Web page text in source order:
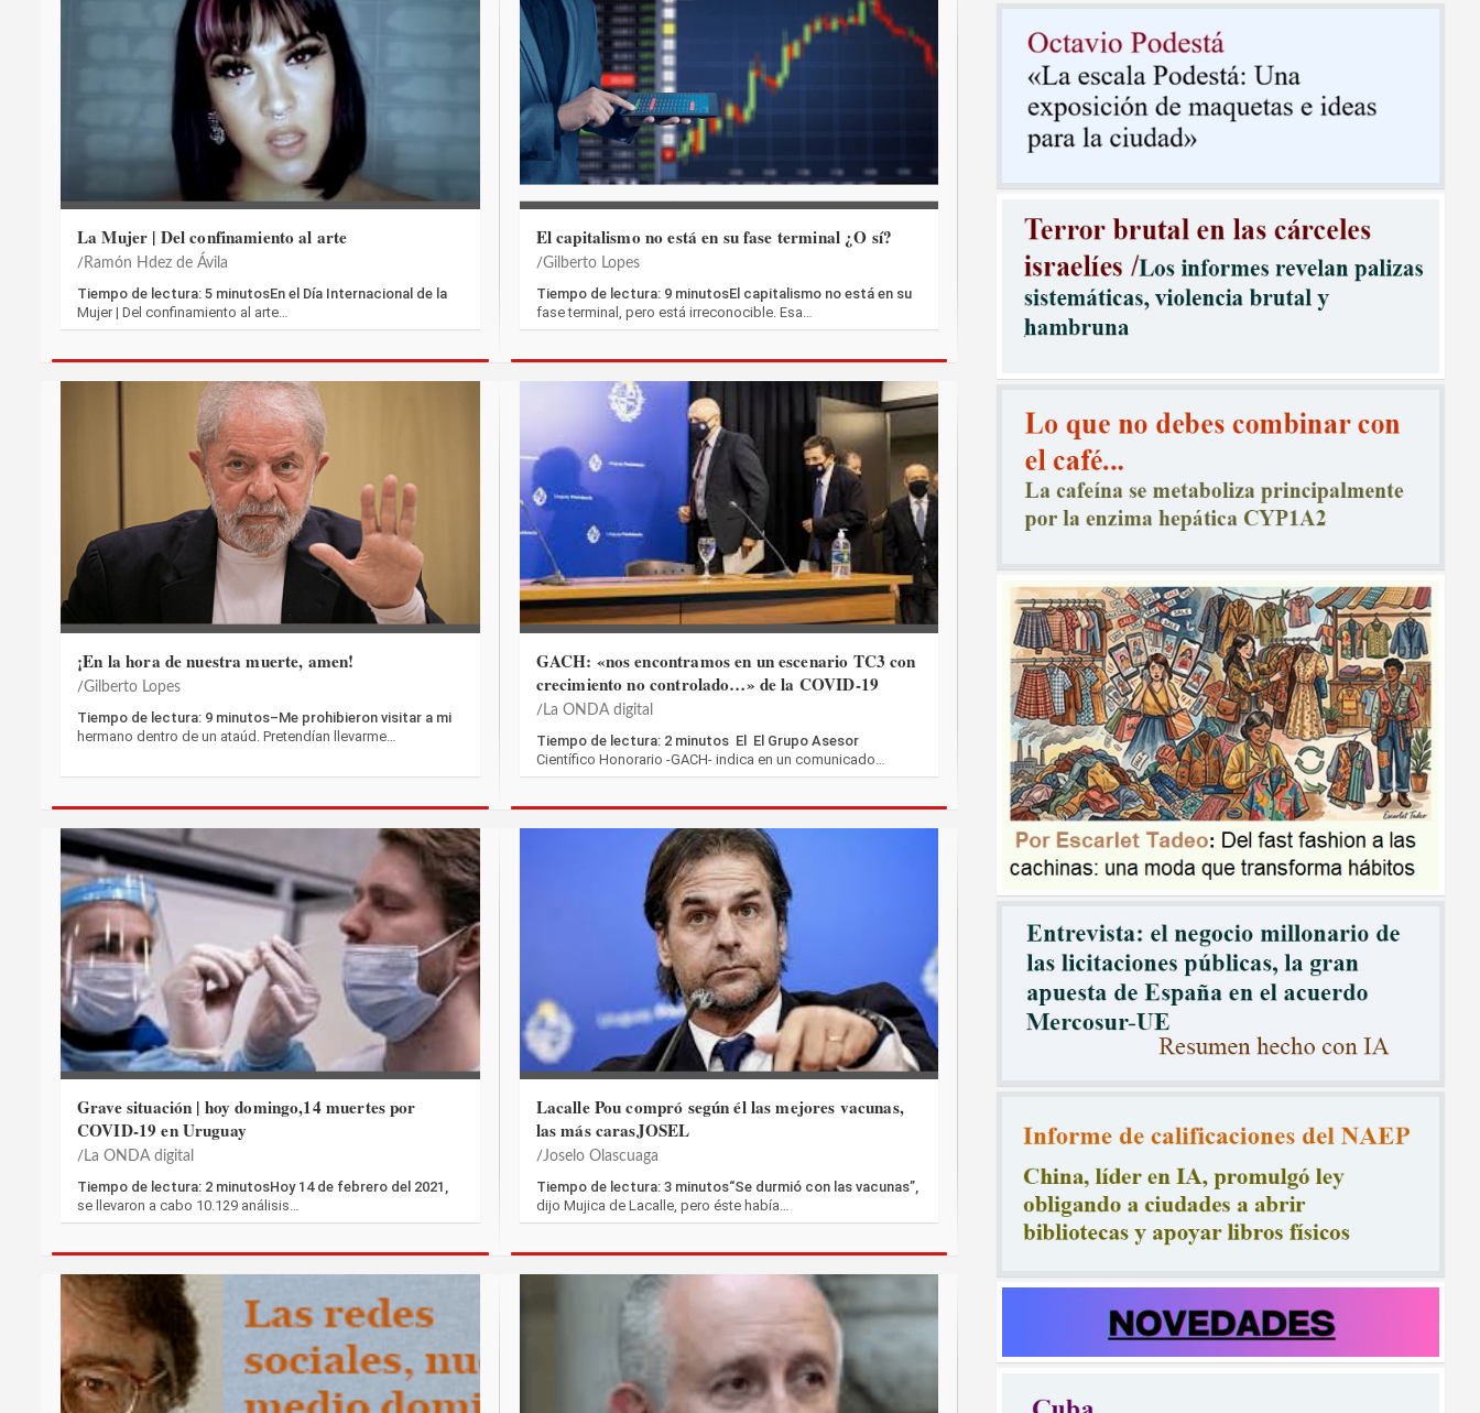
La Mujer | Del confinamiento al arte
Ramón Hdez de Ávila
Tiempo de lectura: 5 minutosEn el Día Internacional de la
Mujer | Del confinamiento al arte…
El capitalismo no está en su fase terminal ¿O sí?
Gilberto Lopes
Tiempo de lectura: 9 minutosEl capitalismo no está en su
fase terminal, pero está irreconocible. Esa…
¡En la hora de nuestra muerte, amen!
Gilberto Lopes
Tiempo de lectura: 9 minutos–Me prohibieron visitar a mi
hermano dentro de un ataúd. Pretendían llevarme…
GACH: «nos encontramos en un escenario TC3 con
crecimiento no controlado…» de la COVID-19
La ONDA digital
Tiempo de lectura: 2 minutos El El Grupo Asesor
Científico Honorario -GACH- indica en un comunicado…
Grave situación | hoy domingo,14 muertes por
COVID-19 en Uruguay
La ONDA digital
Tiempo de lectura: 2 minutosHoy 14 de febrero del 2021,
se llevaron a cabo 10.129 análisis…
Lacalle Pou compró según él las mejores vacunas,
las más carasJOSEL
Joselo Olascuaga
Tiempo de lectura: 3 minutos“Se durmió con las vacunas”,
dijo Mujica de Lacalle, pero éste había…